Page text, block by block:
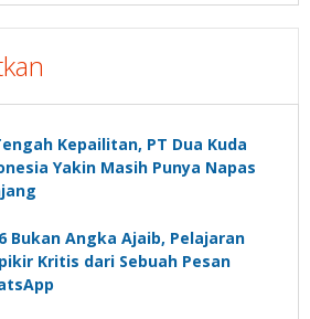
Kepailitan, PT Dua Kuda
Yakin Masih Punya Napas
Bukan Angka Ajaib, Pelajaran
Kritis dari Sebuah Pesan